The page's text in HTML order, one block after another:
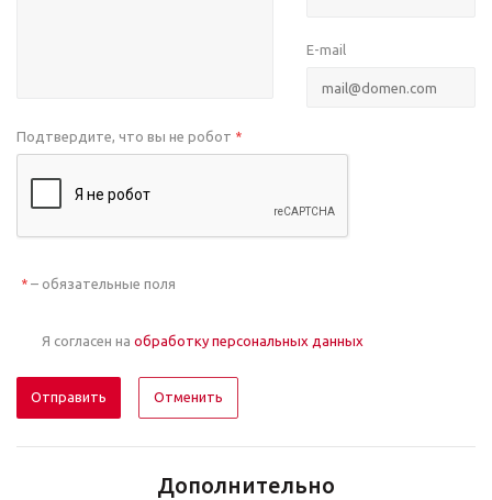
E-mail
Подтвердите, что вы не робот *
* – обязательные поля
Я согласен на обработку персональных данных
Отменить
Дополнительно